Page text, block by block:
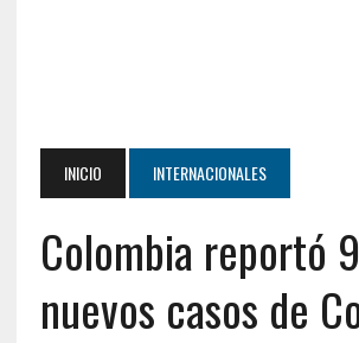
INICIO INTERNACIONALES
Colombia reportó
nuevos casos de